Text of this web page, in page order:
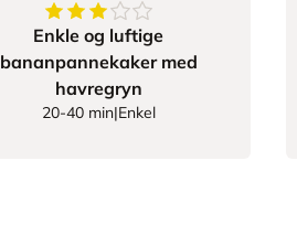
3.8513513513513513
Enkle og luftige
bananpannekaker med
havregryn
20-40 min|Enkel